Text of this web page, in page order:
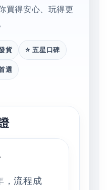
買得安心、玩得更
貨 ⭐ 五星口碑
選
，流程成